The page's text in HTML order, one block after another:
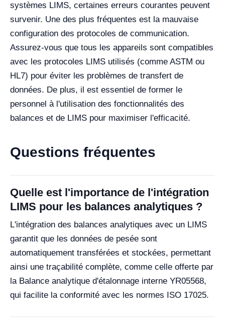
systèmes LIMS, certaines erreurs courantes peuvent
survenir. Une des plus fréquentes est la mauvaise
configuration des protocoles de communication.
Assurez-vous que tous les appareils sont compatibles
avec les protocoles LIMS utilisés (comme ASTM ou
HL7) pour éviter les problèmes de transfert de
données. De plus, il est essentiel de former le
personnel à l'utilisation des fonctionnalités des
balances et de LIMS pour maximiser l'efficacité.
Questions fréquentes
Quelle est l'importance de l'intégration
LIMS pour les balances analytiques ?
L'intégration des balances analytiques avec un LIMS
garantit que les données de pesée sont
automatiquement transférées et stockées, permettant
ainsi une traçabilité complète, comme celle offerte par
la Balance analytique d'étalonnage interne YR05568,
qui facilite la conformité avec les normes ISO 17025.